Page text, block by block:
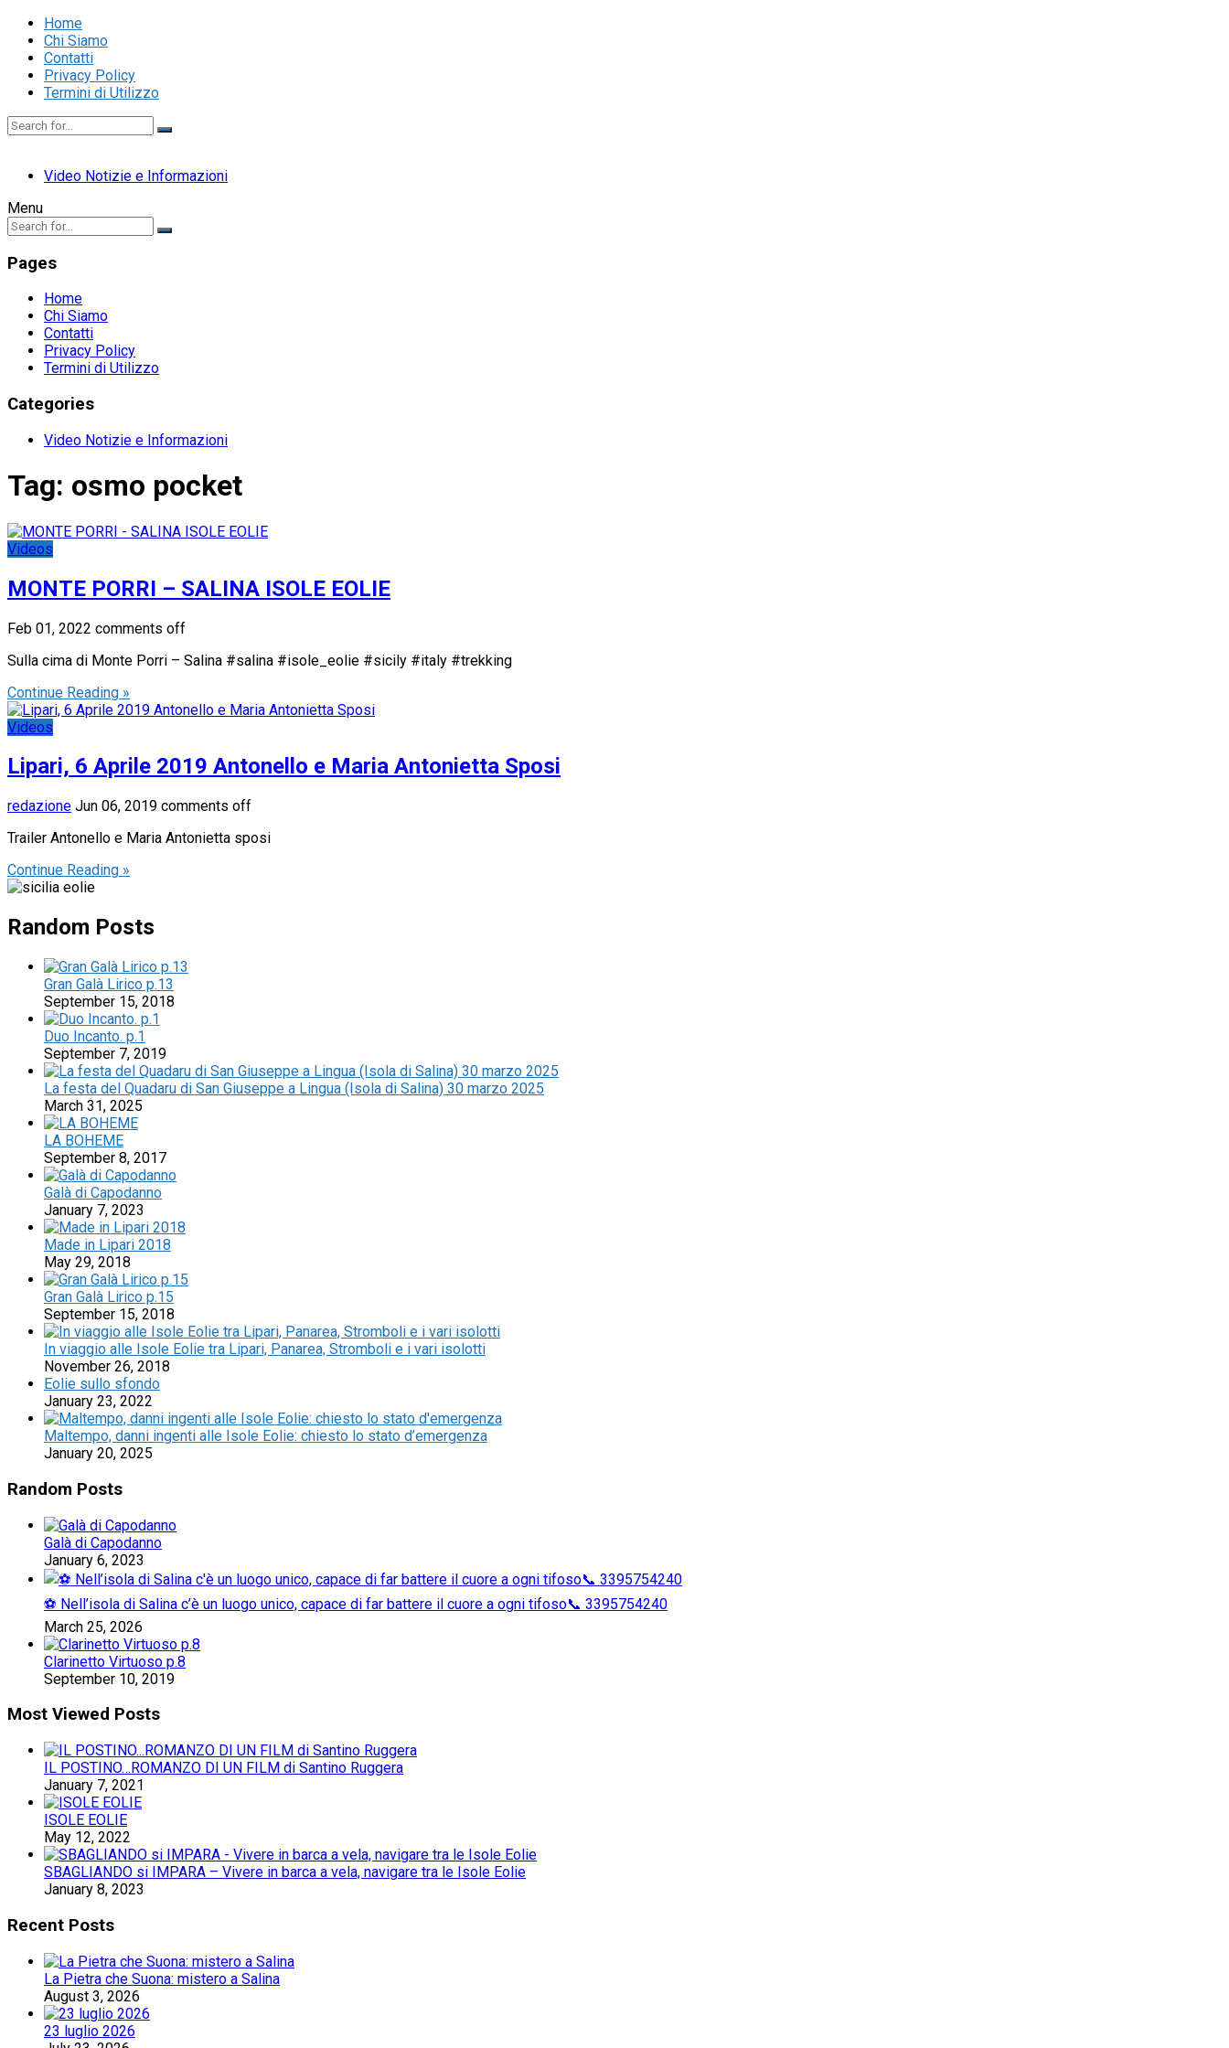
Home
Chi Siamo
Contatti
Privacy Policy
Termini di Utilizzo
Video Notizie e Informazioni
Menu
Pages
Home
Chi Siamo
Contatti
Privacy Policy
Termini di Utilizzo
Categories
Video Notizie e Informazioni
Tag: osmo pocket
Videos
MONTE PORRI – SALINA ISOLE EOLIE
Feb 01, 2022 comments off
Sulla cima di Monte Porri – Salina #salina #isole_eolie #sicily #italy #trekking
Continue Reading »
Videos
Lipari, 6 Aprile 2019 Antonello e Maria Antonietta Sposi
redazione Jun 06, 2019 comments off
Trailer Antonello e Maria Antonietta sposi
Continue Reading »
Random Posts
Gran Galà Lirico p.13
September 15, 2018
Duo Incanto. p.1
September 7, 2019
La festa del Quadaru di San Giuseppe a Lingua (Isola di Salina) 30 marzo 2025
March 31, 2025
LA BOHEME
September 8, 2017
Galà di Capodanno
January 7, 2023
Made in Lipari 2018
May 29, 2018
Gran Galà Lirico p.15
September 15, 2018
In viaggio alle Isole Eolie tra Lipari, Panarea, Stromboli e i vari isolotti
November 26, 2018
Eolie sullo sfondo
January 23, 2022
Maltempo, danni ingenti alle Isole Eolie: chiesto lo stato d’emergenza
January 20, 2025
Random Posts
Galà di Capodanno
January 6, 2023
⚽ Nell’isola di Salina c’è un luogo unico, capace di far battere il cuore a ogni tifoso📞 3395754240
March 25, 2026
Clarinetto Virtuoso p.8
September 10, 2019
Most Viewed Posts
IL POSTINO…ROMANZO DI UN FILM di Santino Ruggera
January 7, 2021
ISOLE EOLIE
May 12, 2022
SBAGLIANDO si IMPARA – Vivere in barca a vela, navigare tra le Isole Eolie
January 8, 2023
Recent Posts
La Pietra che Suona: mistero a Salina
August 3, 2026
23 luglio 2026